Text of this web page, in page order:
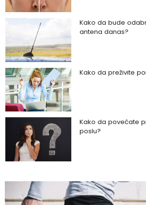
Kako da bude
antena danas?
Kako da preživite
Kako da povećate
poslu?
zdravlje na viši nivo?